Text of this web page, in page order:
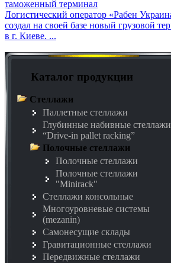
таможенный терминал
Логистический оператор «Рабен
создал на своей базе новый грузовой
в г. Киеве. ...
Каталог продукции
Стеллажи
Паллетные стеллажи
Глубинные набивные стеллажи
“Drive-in pallet racking”
Полочные стеллажи
Полочные стеллажи
Полочные стеллажи
"Minirack"
Стеллажи консольные
Многоуровневые системы
(mezanin)
Самонесущие склады
Гравитационные стеллажи
Передвижные стеллажи